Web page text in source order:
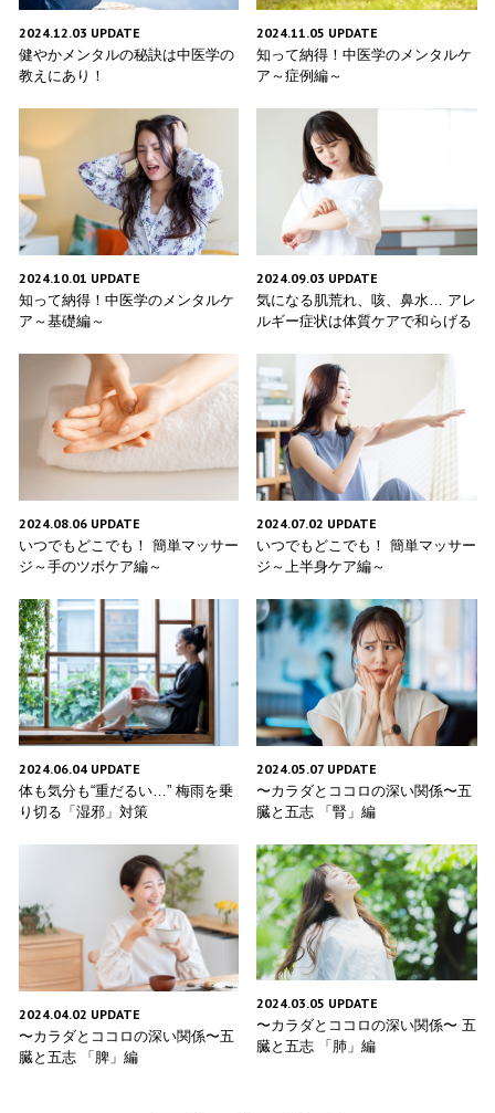
2024.12.03 UPDATE
健やかメンタルの秘訣は中医学の
教えにあり！
2024.11.05 UPDATE
知って納得！中医学のメンタルケ
ア～症例編～
2024.10.01 UPDATE
知って納得！中医学のメンタルケ
ア～基礎編～
2024.09.03 UPDATE
気になる肌荒れ、咳、鼻水… アレ
ルギー症状は体質ケアで和らげる
2024.08.06 UPDATE
いつでもどこでも！ 簡単マッサー
ジ～手のツボケア編～
2024.07.02 UPDATE
いつでもどこでも！ 簡単マッサー
ジ～上半身ケア編～
2024.06.04 UPDATE
体も気分も“重だるい…” 梅雨を乗
り切る「湿邪」対策
2024.05.07 UPDATE
〜カラダとココロの深い関係〜五
臓と五志 「腎」編
2024.04.02 UPDATE
〜カラダとココロの深い関係〜五
臓と五志 「脾」編
2024.03.05 UPDATE
〜カラダとココロの深い関係〜 五
臓と五志 「肺」編